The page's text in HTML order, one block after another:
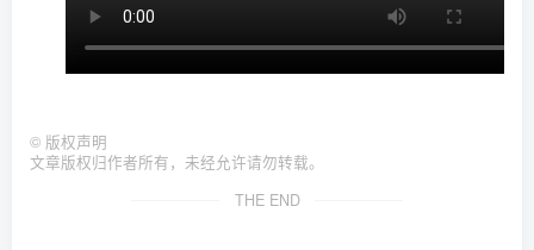
© 版权声明
文章版权归作者所有，未经允许请勿转载。
THE END